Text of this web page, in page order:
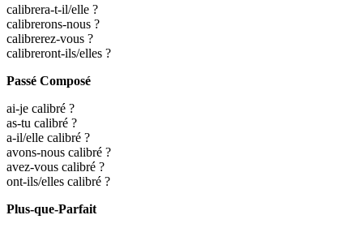
calibrera-t-il/elle ?
calibrerons-nous ?
calibrerez-vous ?
calibreront-ils/elles ?
Passé Composé
ai-je calibré ?
as-tu calibré ?
a-il/elle calibré ?
avons-nous calibré ?
avez-vous calibré ?
ont-ils/elles calibré ?
Plus-que-Parfait